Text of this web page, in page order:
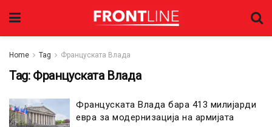
Home Tag Француската Влада
Tag: Француската Влада
Француската Влада бара 413 милијарди
евра за модернизација на армијата